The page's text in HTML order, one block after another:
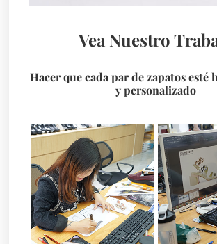
Vea Nuestro
Hacer que cada par de zapatos esté
y personalizado